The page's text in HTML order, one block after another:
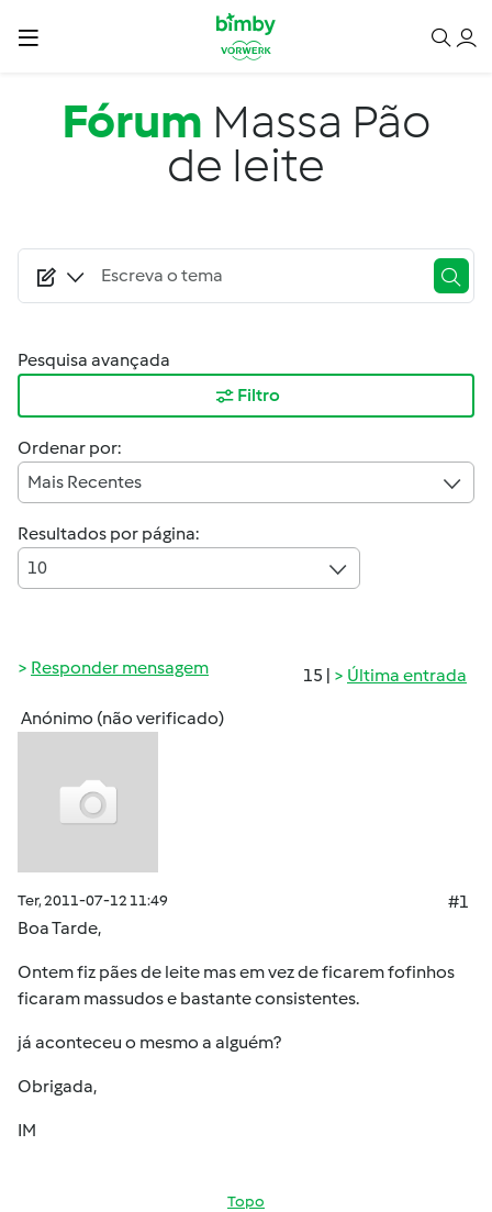
Passar para o conteúdo principal
Fórum Massa Pão
de leite
Pesquisa avançada
Filtro
Ordenar por:
Mais Recentes
Resultados por página:
10
15 | Última entrada
Responder mensagem
Anónimo (não verificado)
Ter, 2011-07-12 11:49
#1
Boa Tarde,
Ontem fiz pães de leite mas em vez de ficarem fofinhos
ficaram massudos e bastante consistentes.
já aconteceu o mesmo a alguém?
Obrigada,
IM
Topo